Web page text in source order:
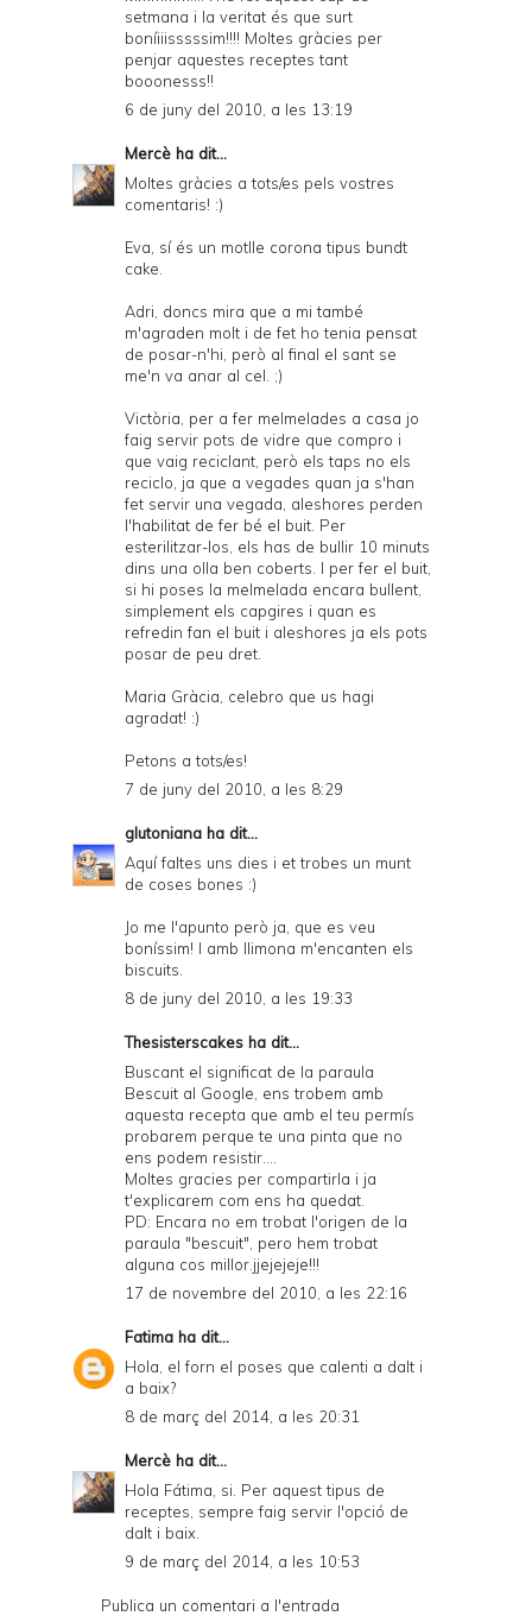
setmana i la veritat és que surt
boníiiisssssim!!!! Moltes gràcies per
penjar aquestes receptes tant
booonesss!!
6 de juny del 2010, a les 13:19
Mercè ha dit...
Moltes gràcies a tots/es pels vostres
comentaris! :)
Eva, sí és un motlle corona tipus bundt
cake.
Adri, doncs mira que a mi també
m'agraden molt i de fet ho tenia pensat
de posar-n'hi, però al final el sant se
me'n va anar al cel. ;)
Victòria, per a fer melmelades a casa jo
faig servir pots de vidre que compro i
que vaig reciclant, però els taps no els
reciclo, ja que a vegades quan ja s'han
fet servir una vegada, aleshores perden
l'habilitat de fer bé el buit. Per
esterilitzar-los, els has de bullir 10 minuts
dins una olla ben coberts. I per fer el buit,
si hi poses la melmelada encara bullent,
simplement els capgires i quan es
refredin fan el buit i aleshores ja els pots
posar de peu dret.
Maria Gràcia, celebro que us hagi
agradat! :)
Petons a tots/es!
7 de juny del 2010, a les 8:29
glutoniana ha dit...
Aquí faltes uns dies i et trobes un munt
de coses bones :)
Jo me l'apunto però ja, que es veu
boníssim! I amb llimona m'encanten els
biscuits.
8 de juny del 2010, a les 19:33
Thesisterscakes ha dit...
Buscant el significat de la paraula
Bescuit al Google, ens trobem amb
aquesta recepta que amb el teu permís
probarem perque te una pinta que no
ens podem resistir....
Moltes gracies per compartirla i ja
t'explicarem com ens ha quedat.
PD: Encara no em trobat l'origen de la
paraula "bescuit", pero hem trobat
alguna cos millor.jjejejeje!!!
17 de novembre del 2010, a les 22:16
Fatima ha dit...
Hola, el forn el poses que calenti a dalt i
a baix?
8 de març del 2014, a les 20:31
Mercè ha dit...
Hola Fátima, si. Per aquest tipus de
receptes, sempre faig servir l'opció de
dalt i baix.
9 de març del 2014, a les 10:53
Publica un comentari a l'entrada